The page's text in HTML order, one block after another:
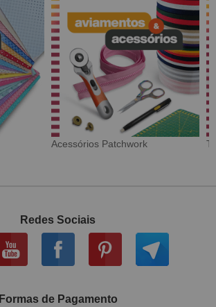
Sarja Impermeável
Redes Sociais
Formas de Pagamento